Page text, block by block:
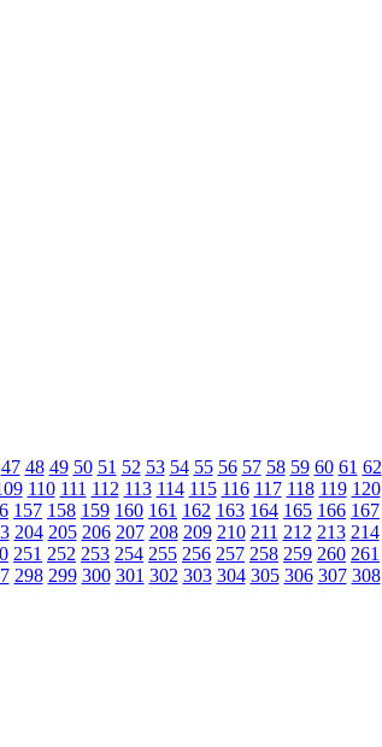
47 48 49 50 51 52 53 54 55 56 57 58 59 60 61 62
110 111 112 113 114 115 116 117 118 119 120
157 158 159 160 161 162 163 164 165 166 167
204 205 206 207 208 209 210 211 212 213 214
251 252 253 254 255 256 257 258 259 260 261
298 299 300 301 302 303 304 305 306 307 308